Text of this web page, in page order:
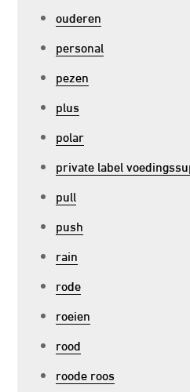
ouderen
personal
pezen
plus
polar
private label
pull
push
rain
rode
roeien
rood
roode roos